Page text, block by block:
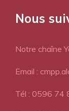
Nous
Notre chaîne
Email :
Tél : 0596 74